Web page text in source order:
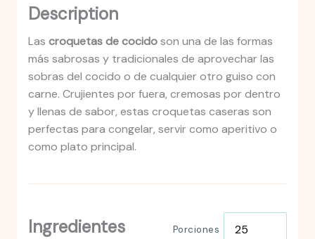
Description
Las croquetas de cocidoson una de las formas
más sabrosas y tradicionales de aprovechar las
sobras del cocido o de cualquier otro guiso con
carne. Crujientes por fuera, cremosas por dentro
y llenas de sabor, estas croquetas caseras son
perfectas para congelar, servir como aperitivo o
como plato principal.
Ingredientes Porciones